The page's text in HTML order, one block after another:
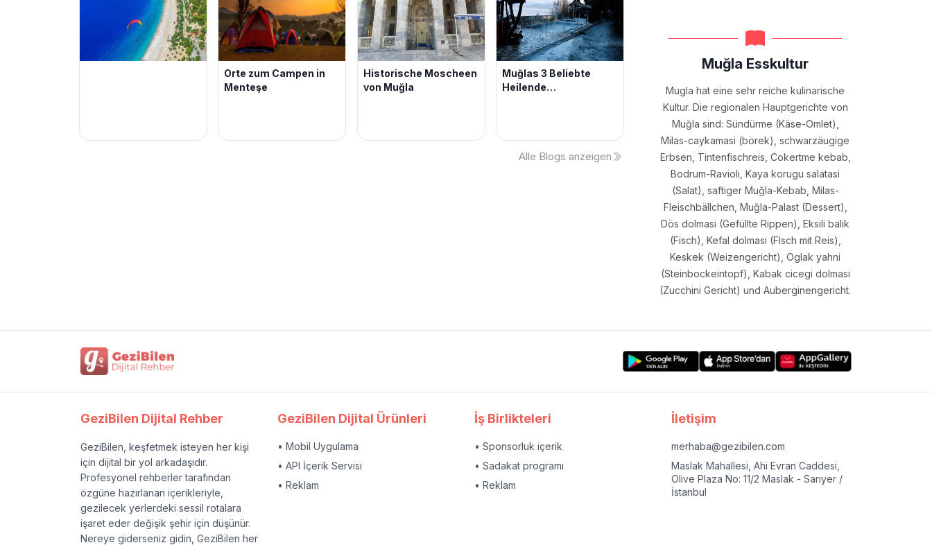
Orte zum Campen in
Menteşe
Historische Moscheen
von Muğla
Muğlas 3 Beliebte
Heilende
Alle Blogs anzeigen
Muğla Esskultur
Mugla hat eine sehr reiche kulinarische
Kultur. Die regionalen Hauptgerichte von
Muğla sind: Sündürme (Käse-Omlet),
Milas-caykamasi (börek), schwarzäugige
Erbsen, Tintenfischreis, Cokertme kebab,
Bodrum-Ravioli, Kaya korugu salatasi
(Salat), saftiger Muğla-Kebab, Milas-
Fleischbällchen, Muğla-Palast (Dessert),
Dös dolmasi (Gefüllte Rippen), Eksili balik
(Fisch), Kefal dolmasi (FIsch mit Reis),
Keskek (Weizengericht), Oglak yahni
(Steinbockeintopf), Kabak cicegi dolmasi
(Zucchini Gericht) und Auberginengericht.
GeziBilen Dijital Rehber
GeziBilen, keşfetmek isteyen her kişi
için dijital bir yol arkadaşıdır.
Profesyonel rehberler tarafından
özgüne hazırlanan içerikleriyle,
gezilecek yerlerdeki sessil rotalara
işaret eder değişik şehir için düşünür.
Nereye giderseniz gidin, GeziBilen her
GeziBilen Dijital Ürünleri
• Mobil Uygulama
• API İçerik Servisi
• Reklam
İş Birlikteleri
• Sponsorluk içerik
• Sadakat programı
• Reklam
İletişim
merhaba@gezibilen.com
Maslak Mahallesi, Ahi Evran Caddesi,
Olive Plaza No: 11/2 Maslak - Sarıyer /
İstanbul